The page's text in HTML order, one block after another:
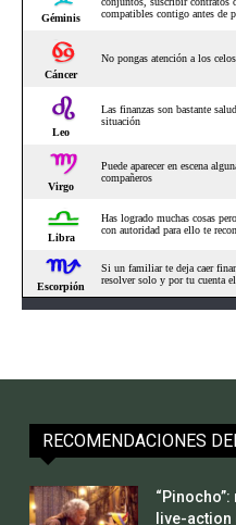
RECOMENDACIONES
live-action